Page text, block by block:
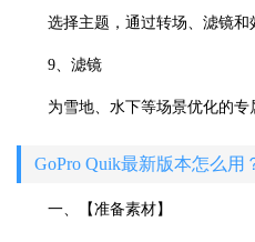
选择主题，通过转场、滤镜和
9、滤镜
为雪地、水下等场景优化的专
GoPro Quik最新版本怎么用
一、【准备素材】